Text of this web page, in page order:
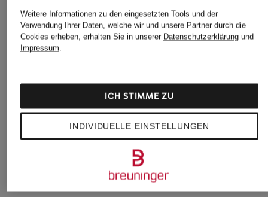
Weitere Kategorien
Bikinis Damen
Cargohosen für Herren
Mäntel für Herren
Pullover für Damen
Pullover für Herren
Weitere Informationen zu den eingesetzten Tools und der
Verwendung Ihrer Daten, welche wir und unsere Partner durch die
Cookies erheben, erhalten Sie in unserer Datenschutzerklärungund
Impressum.
INDIVIDUELLE EINSTELLUNGEN
ICH STIMME ZU